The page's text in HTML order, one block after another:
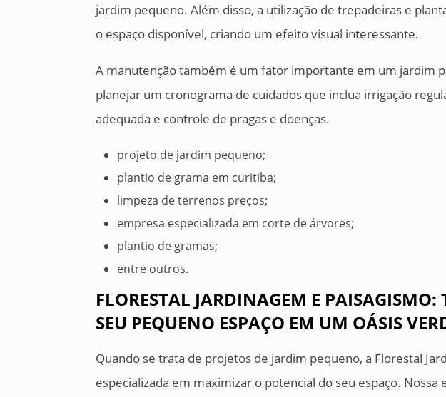
jardim pequeno. Além disso, a utilização de trepadeiras e
o espaço disponível, criando um efeito visual interessante.
A manutenção também é um fator importante em um jardim
planejar um cronograma de cuidados que inclua irrigação
adequada e controle de pragas e doenças.
projeto de jardim pequeno;
plantio de grama em curitiba;
limpeza de terrenos preços;
empresa especializada em corte de árvores;
plantio de gramas;
entre outros.
FLORESTAL JARDINAGEM E
SEU PEQUENO ESPAÇO EM UM OÁSIS
Quando se trata de projetos de jardim pequeno, a Florestal
especializada em maximizar o potencial do seu espaço. Nossa